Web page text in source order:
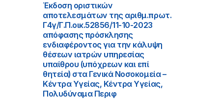
Έκδοση οριστικών
αποτελεσμάτων της αριθμ.πρωτ.
Γ4γ/Γ.Π.οικ.52856/11-10-2023
απόφασης πρόσκλησης
ενδιαφέροντος για την κάλυψη
θέσεων ιατρών υπηρεσίας
υπαίθρου (υπόχρεων και επί
θητεία) στα Γενικά Νοσοκομεία –
Κέντρα Υγείας, Κέντρα Υγείας,
Πολυδύναμα Περιφ